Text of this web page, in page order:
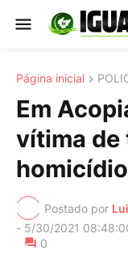
Página inicial
Em
vítima de
Postado por
- 5/30/2021
0